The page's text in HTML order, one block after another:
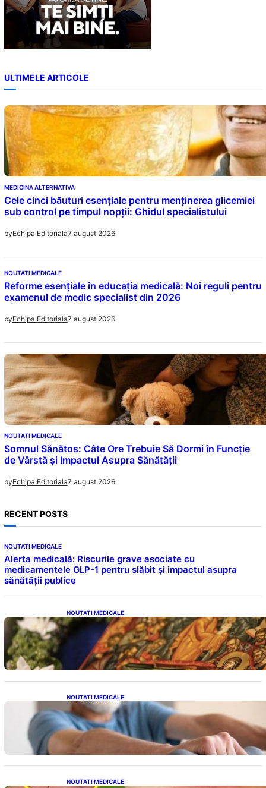
ULTIMELE ARTICOLE
MEDICINA ALTERNATIVA
Cele cinci băuturi esențiale pentru menținerea glicemiei
sub control pe timpul nopții: Ghidul specialistului
byEchipa Editoriala7 august 2026
NOUTATI MEDICALE
Reforme esențiale în educația medicală: Noi reguli pentru
examenul de medic specialist din 2026
byEchipa Editoriala7 august 2026
NOUTATI MEDICALE
Somnul Sănătos: Câte Ore Trebuie Să Dormi în Funcție
de Vârstă și Impactul Asupra Sănătății
byEchipa Editoriala7 august 2026
RECENT POSTS
NOUTATI MEDICALE
Alerta medicală: Riscurile grave asociate cu
medicamentele GLP-1 pentru slăbit și impactul asupra
sănătății publice
NOUTATI MEDICALE
Postul Adormirii Maicii Domnului: Tradiții,
Superstiții și Implicații Spiritualitate în 2026
NOUTATI MEDICALE
Îmbunătățirea sănătății cardiovasculare:
Patru exerciții simple pentru reducerea
tensiunii arteriale la domiciliu
NOUTATI MEDICALE